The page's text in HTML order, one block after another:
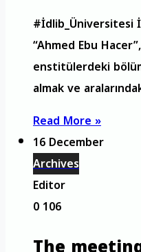
#İdlib_Üniversitesi
“Ahmed Ebu
enstitülerdeki
almak ve
Read More »
16 December
Archives
Editor
0106